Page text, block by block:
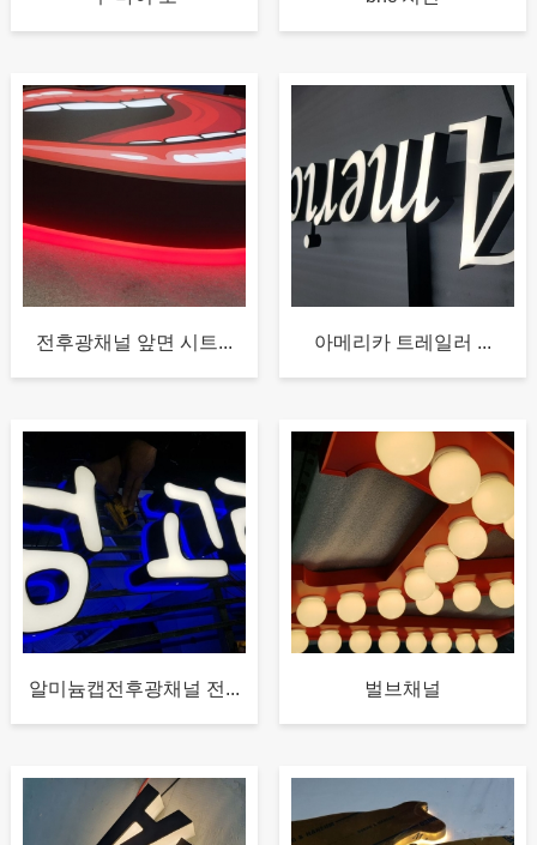
전후광채널 앞면 시트... 아메리카 트레일러 ...
알미늄캡전후광채널 전... 벌브채널